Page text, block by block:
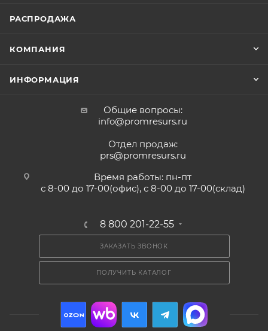
РАСПРОДАЖА
КОМПАНИЯ
ИНФОРМАЦИЯ
Общие вопросы:
info@promresurs.ru
Отдел продаж:
prs@promresurs.ru
Время работы: пн-пт
с 8-00 до 17-00(офис), с 8-00 до 17-00(склад)
8 800 201-22-55
ЗАКАЗАТЬ ЗВОНОК
ПОЛУЧИТЬ КАТАЛОГ